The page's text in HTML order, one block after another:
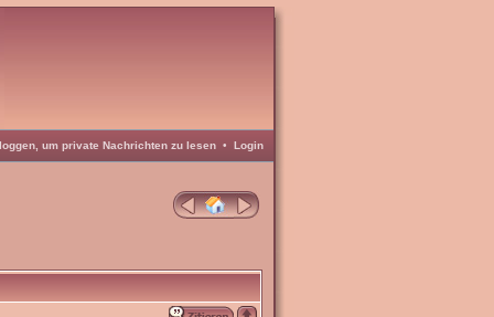
um private Nachrichten zu lesen • Login